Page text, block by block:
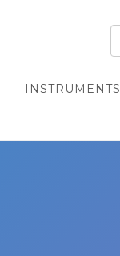
INSTRUMENTS